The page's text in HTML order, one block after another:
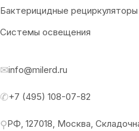
Бактерицидные рециркуляторы
Системы освещения
✉info@milerd.ru
✆+7 (495) 108-07-82
⚲РФ, 127018, Москва,